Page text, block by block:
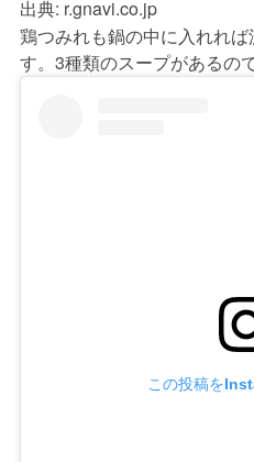
出典: r.gnavi.co.jp
鶏つみれも鍋の中に入れれ
す。3種類のスープがあるの
この投稿を